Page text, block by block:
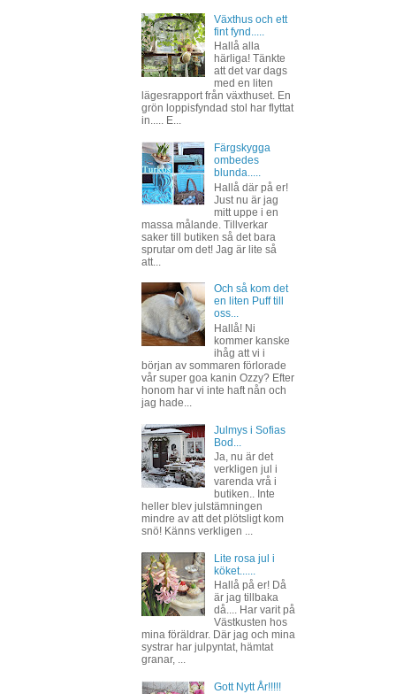
Växthus och ett
fint fynd.....
Hallå alla
härliga! Tänkte
att det var dags
med en liten
lägesrapport från växthuset. En
grön loppisfyndad stol har flyttat
in..... E...
Färgskygga
ombedes
blunda.....
Hallå där på er!
Just nu är jag
mitt uppe i en
massa målande. Tillverkar
saker till butiken så det bara
sprutar om det! Jag är lite så
att...
Och så kom det
en liten Puff till
oss...
Hallå! Ni
kommer kanske
ihåg att vi i
början av sommaren förlorade
vår super goa kanin Ozzy? Efter
honom har vi inte haft nån och
jag hade...
Julmys i Sofias
Bod...
Ja, nu är det
verkligen jul i
varenda vrå i
butiken.. Inte
heller blev julstämningen
mindre av att det plötsligt kom
snö! Känns verkligen ...
Lite rosa jul i
köket......
Hallå på er! Då
är jag tillbaka
då.... Har varit på
Västkusten hos
mina föräldrar. Där jag och mina
systrar har julpyntat, hämtat
granar, ...
Gott Nytt År!!!!!